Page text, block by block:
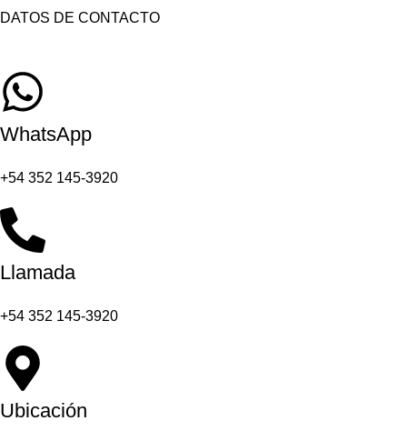
DATOS DE CONTACTO
WhatsApp
+54 352 145-3920
Llamada
+54 352 145-3920
Ubicación